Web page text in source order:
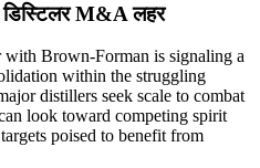
M&A लहर
with Brown-Forman is signaling a
within the struggling
distillers seek scale to combat
look toward competing spirit
poised to benefit from